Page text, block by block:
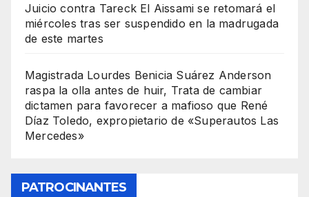
Juicio contra Tareck El Aissami se retomará el
miércoles tras ser suspendido en la madrugada
de este martes
Magistrada Lourdes Benicia Suárez Anderson
raspa la olla antes de huir, Trata de cambiar
dictamen para favorecer a mafioso que René
Díaz Toledo, expropietario de «Superautos Las
Mercedes»
PATROCINANTES